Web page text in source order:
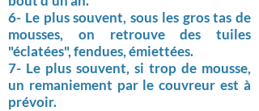
6- Le plus souvent, sous les gros tas de
mousses, on retrouve des tuiles
"éclatées", fendues,émiettées.
7- Le plus souvent, si trop de mousse,
un remaniement par le couvreur est à
prévoir.